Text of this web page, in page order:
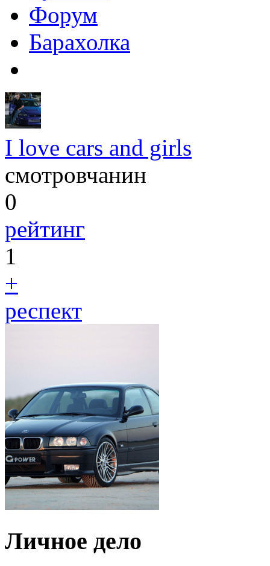
Форум
Барахолка
I love cars and girls
смотровчанин
0
рейтинг
1
+
респект
Личное дело